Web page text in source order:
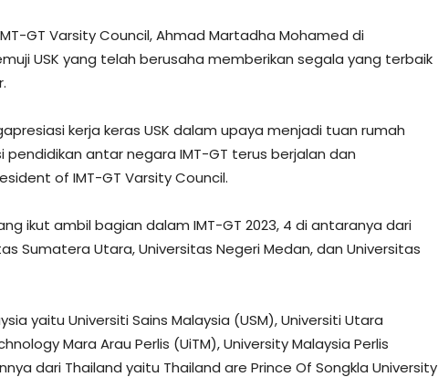
GT Varsity Council, Ahmad Martadha Mohamed di
USK yang telah berusaha memberikan segala yang terbaik
kerja keras USK dalam upaya menjadi tuan rumah
pendidikan antar negara IMT-GT terus berjalan dan
of IMT-GT Varsity Council.
ikut ambil bagian dalam IMT-GT 2023, 4 di antaranya dari
Sumatera Utara, Universitas Negeri Medan, dan Universitas
yaitu Universiti Sains Malaysia (USM), Universiti Utara
Mara Arau Perlis (UiTM), University Malaysia Perlis
dari Thailand yaitu Thailand are Prince Of Songkla University